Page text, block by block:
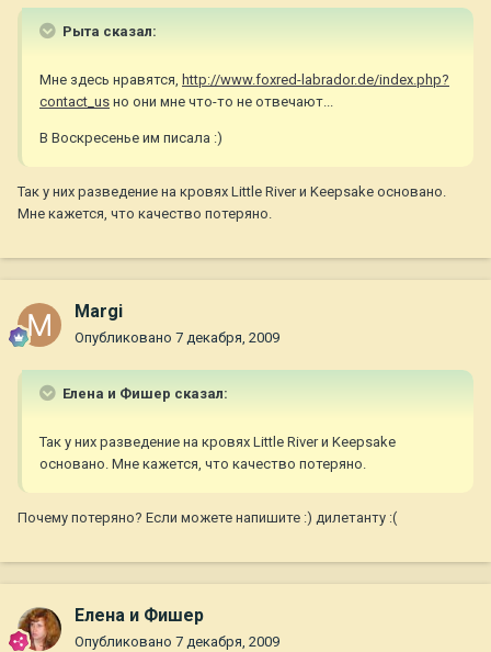
Рыта сказал:
Мне здесь нравятся, http://www.foxred-labrador.de/index.php?
contact_us но они мне что-то не отвечают...
В Воскресенье им писала :)
Так у них разведение на кровях Little River и Keepsake основано.
Мне кажется, что качество потеряно.
Margi
Опубликовано 7 декабря, 2009
Елена и Фишер сказал:
Так у них разведение на кровях Little River и Keepsake
основано. Мне кажется, что качество потеряно.
Почему потеряно? Если можете напишите :) дилетанту :(
Елена и Фишер
Опубликовано 7 декабря, 2009